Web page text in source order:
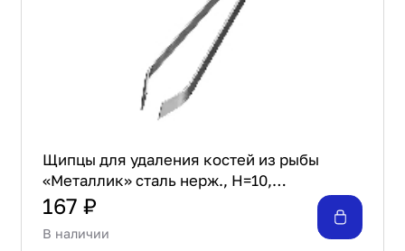
Щипцы для удаления костей из рыбы
«Металлик» сталь нерж., H=10,
L=120,B=20мм металлич. Доляна 6968609
167 ₽
В наличии